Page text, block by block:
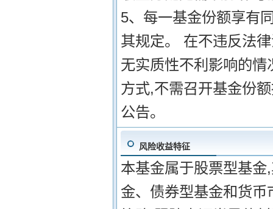
5、每一基金份额享有
其规定。 在不违反法
无实质性不利影响的
方式,不需召开基金份
公告。
风险收益特征
本基金属于股票型基
金、债券型基金和货